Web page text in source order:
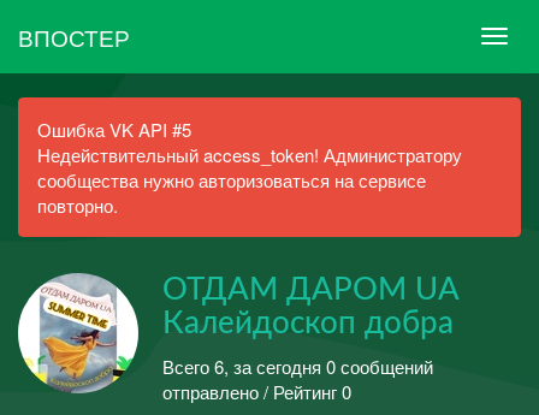
ВПОСТЕР
Ошибка VK API #5
Недействительный access_token! Администратору
сообщества нужно авторизоваться на сервисе
повторно.
ОТДАМ ДАРОМ UA
Калейдоскоп добра
Всего 6, за сегодня 0 сообщений
отправлено / Рейтинг 0